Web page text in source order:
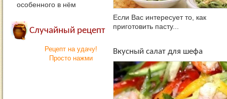
Если Вас интересует то, как
приготовить пасту...
Вкусный салат для шефа
особенного в нём
Случайный рецепт
Рецепт на удачу!
Просто нажми